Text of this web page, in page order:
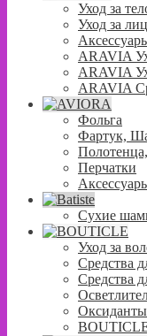
Уход за
Уход за
ARAVIA
ARAVIA
ARAVIA
Фольга
Фартук,
Перчатки
Сухие
Уход за
Средства
Средства